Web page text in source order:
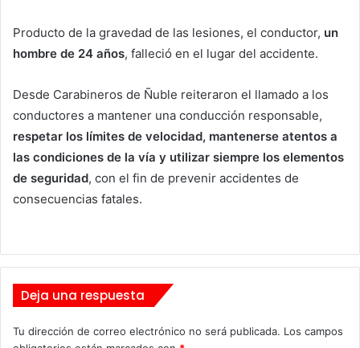
Producto de la gravedad de las lesiones, el conductor, un
hombre de 24 años, falleció en el lugar del accidente.
Desde Carabineros de Ñuble reiteraron el llamado a los
conductores a mantener una conducción responsable,
respetar los límites de velocidad, mantenerse atentos a
las condiciones de la vía y utilizar siempre los elementos
de seguridad, con el fin de prevenir accidentes de
consecuencias fatales.
Deja una respuesta
Tu dirección de correo electrónico no será publicada. Los campos